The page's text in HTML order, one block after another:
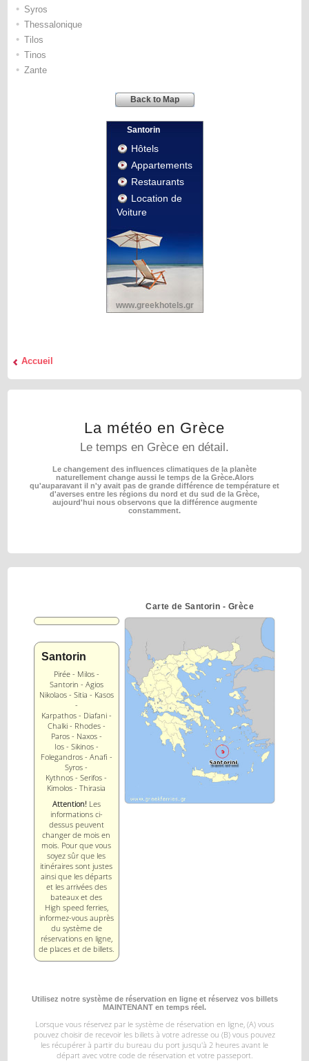
• Syros
• Thessalonique
• Tilos
• Tinos
• Zante
Back to Map
Santorin
Hôtels
Appartements
Restaurants
Location de
Voiture
www.greekhotels.gr
Accueil
La météo en Grèce
Le temps en Grèce en détail.
Le changement des influences climatiques de la planète
naturellement change aussi le temps de la Grèce.Alors
qu'auparavant il n'y avait pas de grande différence de température et
d'averses entre les régions du nord et du sud de la Grèce,
aujourd'hui nous observons que la différence augmente
constamment.
Santorin
Pirée - Milos -
Santorin - Agios
Nikolaos - Sitia - Kasos
-
Karpathos - Diafani -
Chalki - Rhodes -
Paros - Naxos -
Ios - Sikinos -
Folegandros - Anafi -
Syros -
Kythnos - Serifos -
Kimolos - Thirasia
Attention! Les
informations ci-
dessus peuvent
changer de mois en
mois. Pour que vous
soyez sûr que les
itinéraires sont justes
ainsi que les départs
et les arrivées des
bateaux et des
High speed ferries,
informez-vous auprès
du système de
réservations en ligne,
de places et de billets.
Carte de Santorin - Grèce
Utilisez notre système de réservation en ligne et réservez vos billets
MAINTENANT en temps réel.
Lorsque vous réservez par le système de réservation en ligne, (A) vous
pouvez choisir de recevoir les billets à votre adresse ou (B) vous pouvez
les récupérer à partir du bureau du port jusqu'à 2 heures avant le
départ avec votre code de réservation et votre passeport.